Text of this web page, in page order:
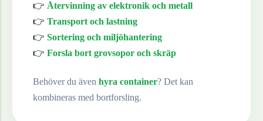
👉 Återvinning av elektronik och metall
👉 Transport och lastning
👉 Sortering och miljöhantering
👉 Forsla bort grovsopor och skräp
Behöver du även hyra container? Det kan
kombineras med bortforsling.